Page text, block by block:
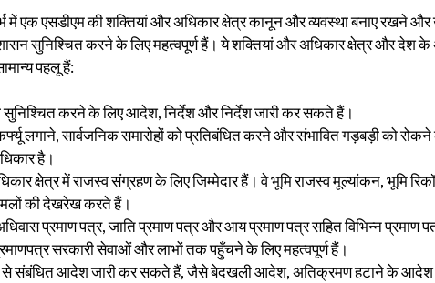
में एक एसडीएम की शक्तियां और अधिकार क्षेत्र कानून और व्यवस्था बनाए रखने
सुनिश्चित करने के लिए महत्वपूर्ण हैं। ये शक्तियां और अधिकार क्षेत्र और देश के
पहलू हैं:
सुनिश्चित करने के लिए आदेश, निर्देश और निर्देश जारी कर सकते हैं।
लगाने, सार्वजनिक समारोहों को प्रतिबंधित करने और संभावित गड़बड़ी को
है।
क्षेत्र में राजस्व संग्रहण के लिए जिम्मेदार हैं। वे भूमि राजस्व मूल्यांकन, भूमि
की देखरेख करते हैं।
प्रमाण पत्र, जाति प्रमाण पत्र और आय प्रमाण पत्र सहित विभिन्न प्रमाण
सरकारी सेवाओं और लाभों तक पहुँचने के लिए महत्वपूर्ण हैं।
से संबंधित आदेश जारी कर सकते हैं, जैसे बेदखली आदेश, अतिक्रमण हटाने के आदेश